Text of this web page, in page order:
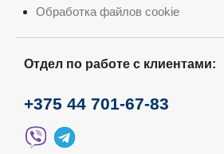
Обработка файлов cookie
Отдел по работе с клиентами:
+375 44 701-67-83